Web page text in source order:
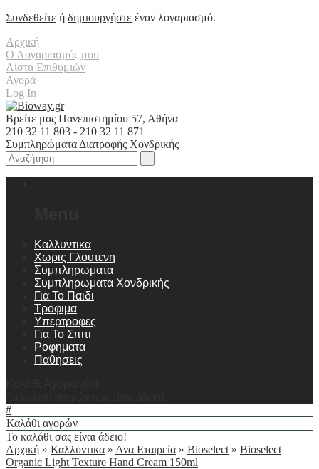
Συνδεθείτε ή δημιουργήστε έναν λογαριασμό.
Αρχική
Ο Λογαριασμός μου
Λίστα Επιθυμιών
Αγορά
Log In
Βρείτε μας Πανεπιστημίου 57, Αθήνα
210 32 11 803 - 210 32 11 871
Συμπληρώματα Διατροφής Χονδρικής
Καλλυντικα
Χωρις Γλουτενη
Συμπληρωματα
Συμπληρωματα Χονδρικής
Για Το Παιδι
Τροφιμα
Υπερτροφες
Για Το Σπιτι
Ροφηματα
Παθησεις
#
Καλάθι αγορών
Το καλάθι σας είναι άδειο!
Αρχική » Καλλυντικα » Ανα Εταιρεία » Bioselect » Bioselect
Organic Light Texture Hand Cream 150ml